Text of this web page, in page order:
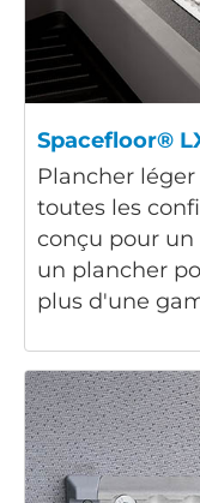
Spacefloor®
Plancher
toutes les
conçu pour un
un plancher
plus d'une